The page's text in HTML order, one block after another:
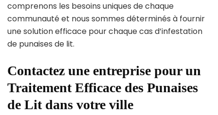
comprenons les besoins uniques de chaque
communauté et nous sommes déterminés à fournir
une solution efficace pour chaque cas d’infestation
de punaises de lit.
Contactez une entreprise pour un
Traitement Efficace des Punaises
de Lit dans votre ville